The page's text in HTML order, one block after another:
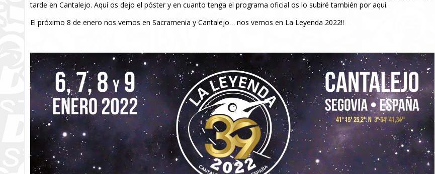
tarde en Cantalejo. Aquí os dejo el póster y en cuanto tenga el programa oficial os lo subiré también por aquí.
El próximo 8 de enero nos vemos en Sacramenia y Cantalejo… nos vemos en La Leyenda 2022!!